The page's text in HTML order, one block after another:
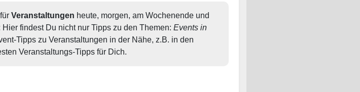
für Veranstaltungen heute, morgen, am Wochenende und
findest Du nicht nur Tipps zu den Themen: Events in
Tipps zu Veranstaltungen in der Nähe, z.B. in den
Veranstaltungs-Tipps für Dich.